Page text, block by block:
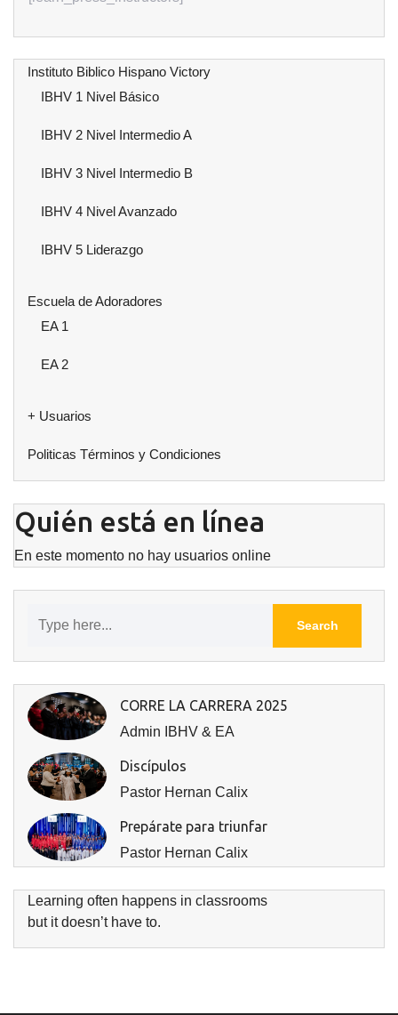
Instituto Biblico Hispano Victory
IBHV 1 Nivel Básico
IBHV 2 Nivel Intermedio A
IBHV 3 Nivel Intermedio B
IBHV 4 Nivel Avanzado
IBHV 5 Liderazgo
Escuela de Adoradores
EA 1
EA 2
+ Usuarios
Politicas Términos y Condiciones
Quién está en línea
En este momento no hay usuarios online
CORRE LA CARRERA 2025
Admin IBHV & EA
Discípulos
Pastor Hernan Calix
Prepárate para triunfar
Pastor Hernan Calix
Learning often happens in classrooms
but it doesn’t have to.